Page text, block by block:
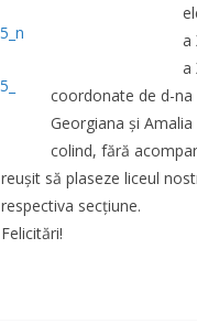
a
a
coordonate de d-
Georgiana şi
colind, fără
reuşit să plaseze liceul
respectiva secţiune.
Felicitări!